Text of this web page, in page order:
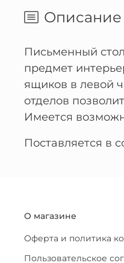
Описание
Письменный
предмет
ящиков в левой
отделов
Имеется
Поставляется в
О магазине
Оферта и политика
Пользовательское